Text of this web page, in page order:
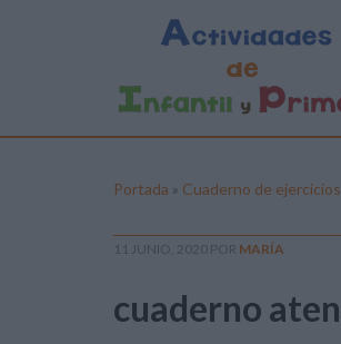
Portada » Cuaderno de
11 JUNIO, 2020 POR MARÍA
cuaderno